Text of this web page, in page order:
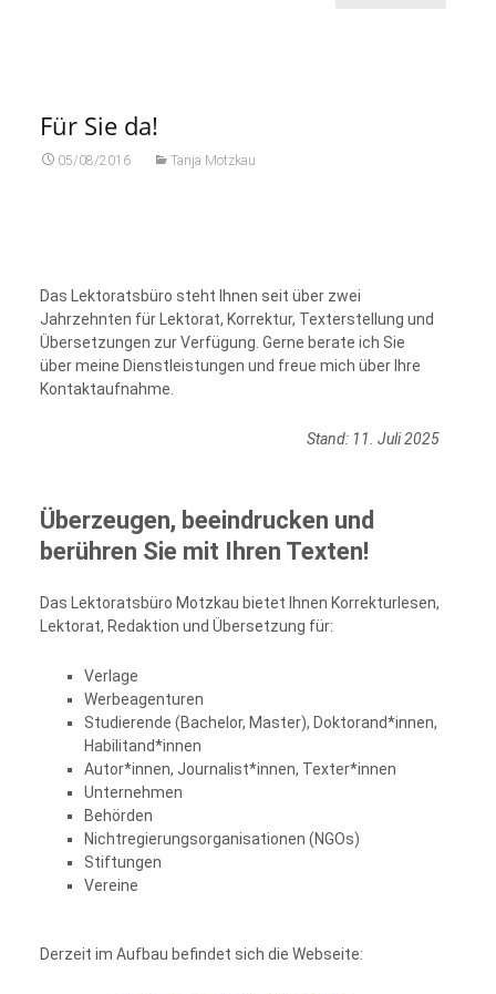
Für Sie da!
05/08/2016 Tanja Motzkau
Das Lektoratsbüro steht Ihnen seit über zwei
Jahrzehnten für Lektorat, Korrektur, Texterstellung und
Übersetzungen zur Verfügung. Gerne berate ich Sie
über meine Dienstleistungen und freue mich über Ihre
Kontaktaufnahme.
Stand: 11. Juli 2025
Überzeugen, beeindrucken und
berühren Sie mit Ihren Texten!
Das Lektoratsbüro Motzkau bietet Ihnen Korrekturlesen,
Lektorat, Redaktion und Übersetzung für:
Verlage
Werbeagenturen
Studierende (Bachelor, Master), Doktorand*innen,
Habilitand*innen
Autor*innen, Journalist*innen, Texter*innen
Unternehmen
Behörden
Nichtregierungsorganisationen (NGOs)
Stiftungen
Vereine
Derzeit im Aufbau befindet sich die Webseite: